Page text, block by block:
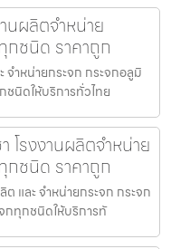
นผลิตจำหน่าย
กชนิด ราคาถูก
จำหน่ายกระจก กระจกอลูมิ
ชนิดให้บริการทั่วไทย
โรงงานผลิตจำหน่าย
กชนิด ราคาถูก
และ จำหน่ายกระจก กระจก
กทุกชนิดให้บริการทั